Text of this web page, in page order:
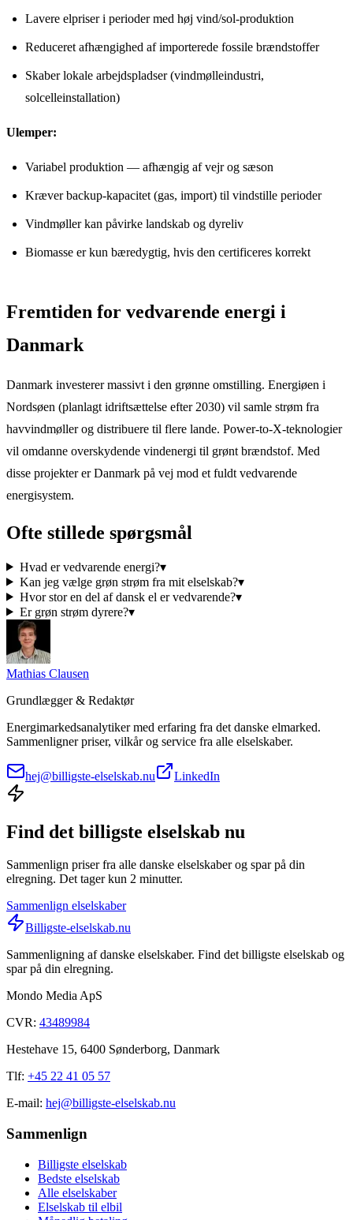
Lavere elpriser i perioder med høj vind/sol-produktion
Reduceret afhængighed af importerede fossile brændstoffer
Skaber lokale arbejdspladser (vindmølleindustri,
solcelleinstallation)
Ulemper:
Variabel produktion — afhængig af vejr og sæson
Kræver backup-kapacitet (gas, import) til vindstille perioder
Vindmøller kan påvirke landskab og dyreliv
Biomasse er kun bæredygtig, hvis den certificeres korrekt
Fremtiden for vedvarende energi i
Danmark
Danmark investerer massivt i den grønne omstilling. Energiøen i
Nordsøen (planlagt idriftsættelse efter 2030) vil samle strøm fra
havvindmøller og distribuere til flere lande. Power-to-X-teknologier
vil omdanne overskydende vindenergi til grønt brændstof. Med
disse projekter er Danmark på vej mod et fuldt vedvarende
energisystem.
Ofte stillede spørgsmål
Hvad er vedvarende energi?▾
Kan jeg vælge grøn strøm fra mit elselskab?▾
Hvor stor en del af dansk el er vedvarende?▾
Er grøn strøm dyrere?▾
Mathias Clausen
Grundlægger & Redaktør
Energimarkedsanalytiker med erfaring fra det danske elmarked.
Sammenligner priser, vilkår og service fra alle elselskaber.
hej@billigste-elselskab.nu LinkedIn
Find det billigste elselskab nu
Sammenlign priser fra alle danske elselskaber og spar på din
elregning. Det tager kun 2 minutter.
Sammenlign elselskaber
Billigste-elselskab.nu
Sammenligning af danske elselskaber. Find det billigste elselskab og
spar på din elregning.
Mondo Media ApS
CVR: 43489984
Hestehave 15, 6400 Sønderborg, Danmark
Tlf: +45 22 41 05 57
E-mail: hej@billigste-elselskab.nu
Sammenlign
Billigste elselskab
Bedste elselskab
Alle elselskaber
Elselskab til elbil